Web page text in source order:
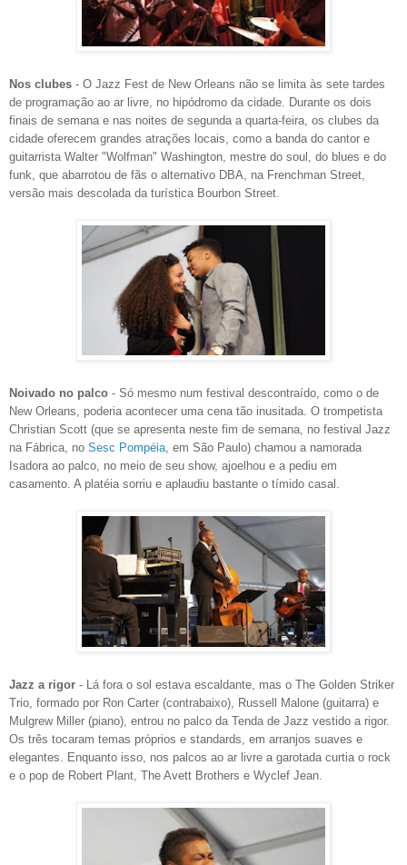
Nos clubes - O Jazz Fest de New Orleans não se limita às sete tardes
de programação ao ar livre, no hipódromo da cidade. Durante os dois
finais de semana e nas noites de segunda a quarta-feira, os clubes da
cidade oferecem grandes atrações locais, como a banda do cantor e
guitarrista Walter "Wolfman" Washington, mestre do soul, do blues e do
funk, que abarrotou de fãs o alternativo DBA, na Frenchman Street,
versão mais descolada da turística Bourbon Street.
Noivado no palco - Só mesmo num festival descontraído, como o de
New Orleans, poderia acontecer uma cena tão inusitada. O trompetista
Christian Scott (que se apresenta neste fim de semana, no festival Jazz
na Fábrica, no Sesc Pompéia , em São Paulo) chamou a namorada
Isadora ao palco, no meio de seu show, ajoelhou e a pediu em
casamento. A platéia sorriu e aplaudiu bastante o tímido casal.
Jazz a rigor - Lá fora o sol estava escaldante, mas o The Golden Striker
Trio, formado por Ron Carter (contrabaixo), Russell Malone (guitarra) e
Mulgrew Miller (piano), entrou no palco da Tenda de Jazz vestido a rigor.
Os três tocaram temas próprios e standards, em arranjos suaves e
elegantes. Enquanto isso, nos palcos ao ar livre a garotada curtia o rock
e o pop de Robert Plant, The Avett Brothers e Wyclef Jean.